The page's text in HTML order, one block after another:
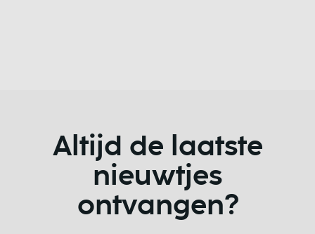
Altijd de laatste
nieuwtjes
ontvangen?